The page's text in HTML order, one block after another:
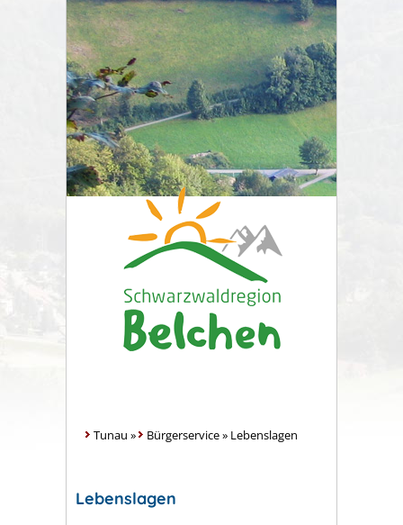
Tunau » Bürgerservice» Lebenslagen
Lebenslagen